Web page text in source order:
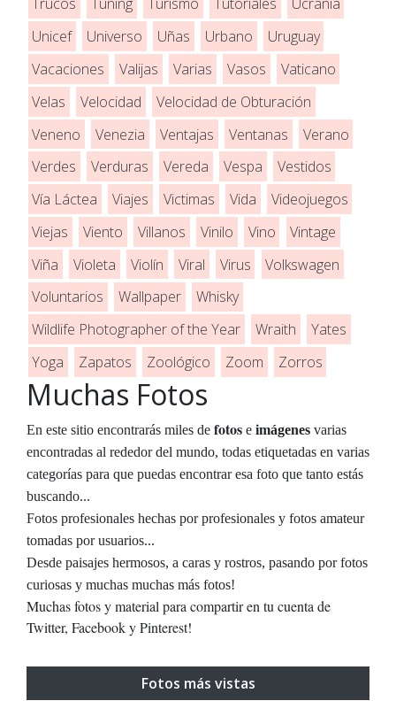
Unicef
Universo Uñas Urbano
Uruguay
Vacaciones
Valijas Varias Vasos
Vaticano
Velas
Velocidad
Velocidad de Obturación
Veneno
Venezia Ventajas Ventanas
Verano
Verdes
Verduras Vereda Vespa
Vestidos
Vía Láctea
Viajes Victimas Vida
Videojuegos
Viejas
Viento Villanos Vinilo Vino
Vintage
Viña
Violeta Violín Viral Virus
Volkswagen
Voluntarios
Wallpaper
Whisky
Wildlife Photographer of the Year
Wraith
Yates
Yoga
Zapatos Zoológico Zoom Zorros
Muchas Fotos
En este sitio encontrarás miles de fotos e imágenes varias
encontradas al rededor del mundo, todas etiquetadas en varias
categorías para que puedas encontrar esa foto que tanto estás
buscando...
Fotos profesionales hechas por profesionales y fotos amateur
tomadas por usuarios...
Desde paisajes hermosos, a caras y rostros, pasando por fotos
curiosas y muchas muchas más fotos!
Muchas fotos y material para compartir en tu cuenta de
Twitter, Facebook y Pinterest!
Fotos más vistas